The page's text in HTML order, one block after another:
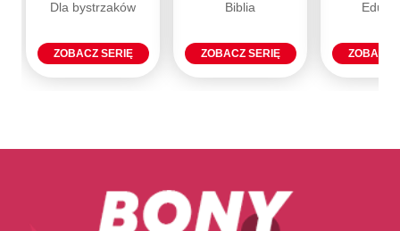
Dla bystrzaków
ZOBACZ SERIĘ
Biblia
ZOBACZ SERIĘ ZOBACZ